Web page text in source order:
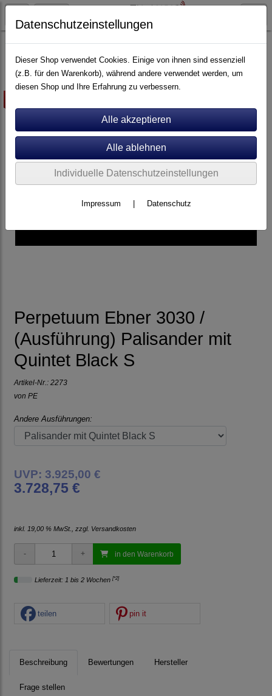
Artikel nach Marken P - Z Perpetuum Ebner
Perpetuum Ebner 3030 /
(Ausführung) Palisander mit
Quintet Black S
Artikel-Nr.: 2273
von PE
Andere Ausführungen:
UVP: 3.925,00 €
3.728,75 €
inkl. 19,00 % MwSt., zzgl. Versandkosten
in den Warenkorb
Lieferzeit: 1 bis 2 Wochen [*2]
teilen pin it
Beschreibung Bewertungen Hersteller
Frage stellen
Datenschutzeinstellungen
Dieser Shop verwendet Cookies. Einige von ihnen sind essenziell
(z.B. für den Warenkorb), während andere verwendet werden, um
diesen Shop und Ihre Erfahrung zu verbessern.
Individuelle Datenschutzeinstellungen
Impressum Datenschutz